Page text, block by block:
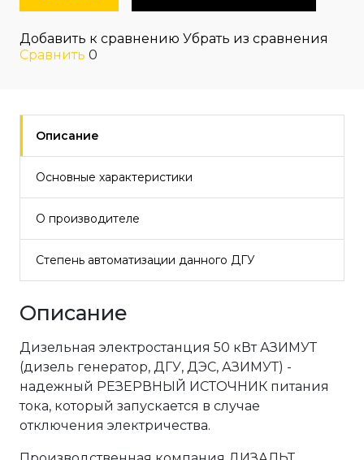
Добавить к сравнению Убрать из сравнения
Сравнить 0
Описание
Основные характеристики
О производителе
Степень автоматизации данного ДГУ
Описание
Дизельная электростанция 50 кВт АЗИМУТ
(дизель генератор, ДГУ, ДЭС, АЗИМУТ) -
надежный РЕЗЕРВНЫЙ ИСТОЧНИК питания
тока, который запускается в случае
отключения электричества.